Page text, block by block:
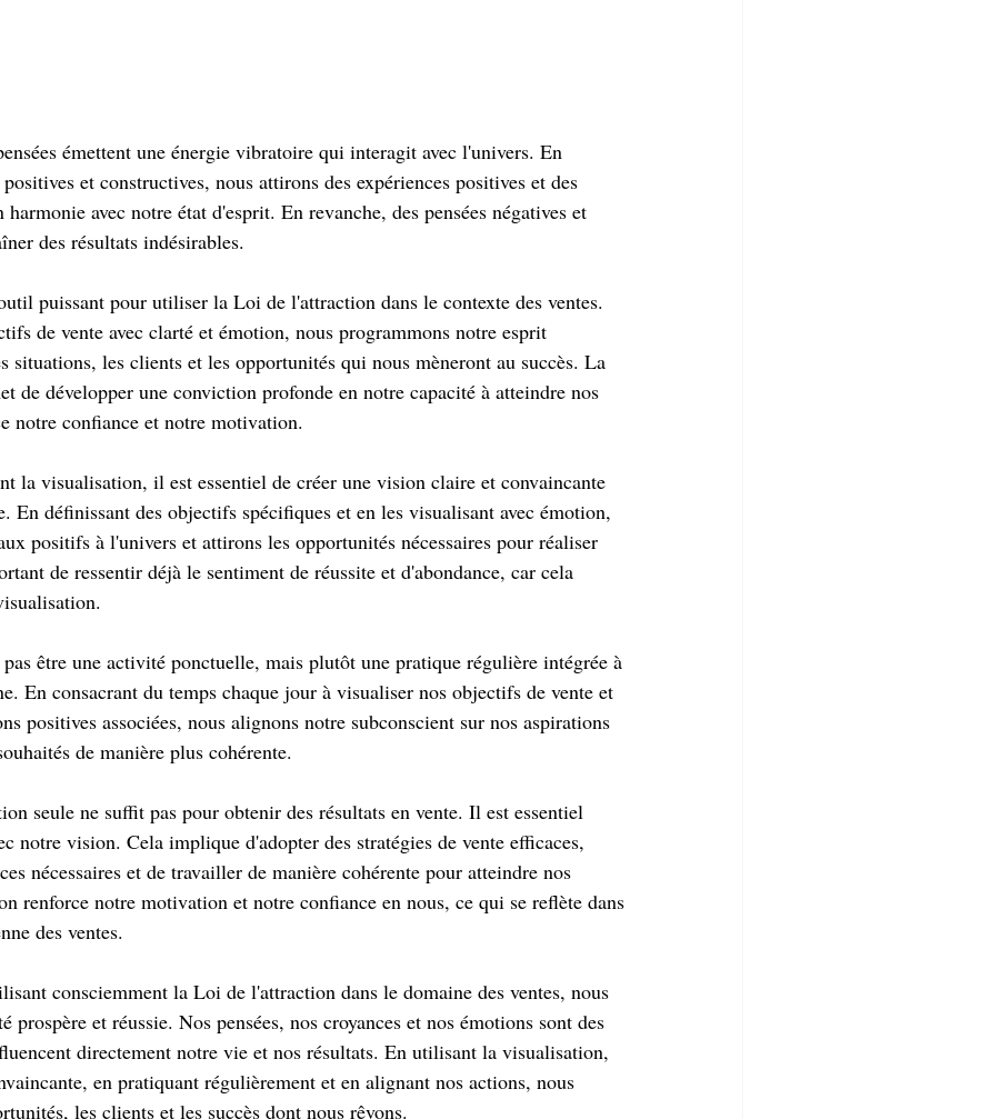
émettent une énergie vibratoire qui interagit avec l'univers. En
positives et constructives, nous attirons des expériences positives et des
avec notre état d'esprit. En revanche, des pensées négatives et
des résultats indésirables.
puissant pour utiliser la Loi de l'attraction dans le contexte des ventes.
de vente avec clarté et émotion, nous programmons notre esprit
situations, les clients et les opportunités qui nous mèneront au succès. La
de développer une conviction profonde en notre capacité à atteindre nos
notre confiance et notre motivation.
la visualisation, il est essentiel de créer une vision claire et convaincante
En définissant des objectifs spécifiques et en les visualisant avec émotion,
positifs à l'univers et attirons les opportunités nécessaires pour réaliser
de ressentir déjà le sentiment de réussite et d'abondance, car cela
être une activité ponctuelle, mais plutôt une pratique régulière intégrée à
En consacrant du temps chaque jour à visualiser nos objectifs de vente et
positives associées, nous alignons notre subconscient sur nos aspirations
de manière plus cohérente.
seule ne suffit pas pour obtenir des résultats en vente. Il est essentiel
notre vision. Cela implique d'adopter des stratégies de vente efficaces,
nécessaires et de travailler de manière cohérente pour atteindre nos
renforce notre motivation et notre confiance en nous, ce qui se reflète dans
des ventes.
consciemment la Loi de l'attraction dans le domaine des ventes, nous
prospère et réussie. Nos pensées, nos croyances et nos émotions sont des
directement notre vie et nos résultats. En utilisant la visualisation,
en pratiquant régulièrement et en alignant nos actions, nous
les clients et les succès dont nous rêvons.